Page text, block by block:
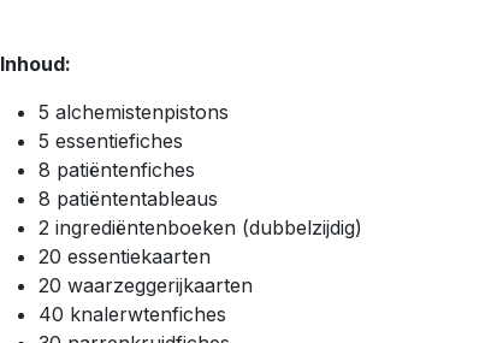
Inhoud:
5 alchemistenpistons
5 essentiefiches
8 patiëntenfiches
8 patiëntentableaus
2 ingrediëntenboeken (dubbelzijdig)
20 essentiekaarten
20 waarzeggerijkaarten
40 knalerwtenfiches